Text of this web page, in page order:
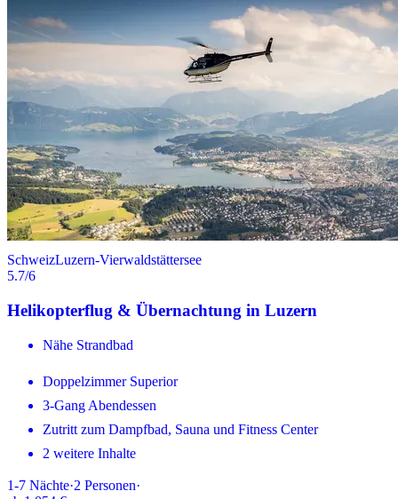
SchweizLuzern-Vierwaldstättersee
5.7/6
Helikopterflug & Übernachtung in Luzern
Nähe Strandbad
Doppelzimmer Superior
3-Gang Abendessen
Zutritt zum Dampfbad, Sauna und Fitness Center
2 weitere Inhalte
1-7 Nächte·2 Personen·